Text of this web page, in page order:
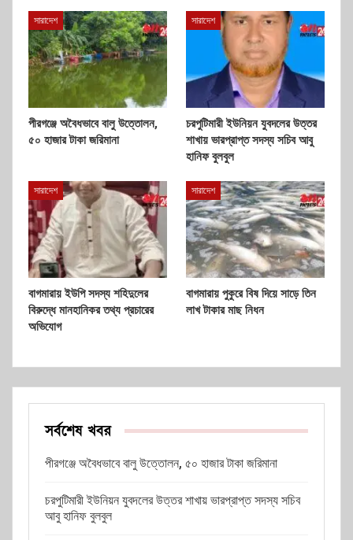
সারাদেশ
পীরগঞ্জে অবৈধভাবে বালু উত্তোলন,
৫০ হাজার টাকা জরিমানা
সারাদেশ
চরপুটিমারী ইউনিয়ন যুবদলের উত্তর
শাখায় ভারপ্রাপ্ত সদস্য সচিব আবু
হানিফ বুলবুল
সারাদেশ
বাগমারায় ইউপি সদস্য শহিদুলের
বিরুদ্ধে মানহানিকর তথ্য প্রচারের
অভিযোগ
সারাদেশ
বাগমারায় পুকুরে বিষ দিয়ে সাড়ে তিন
লাখ টাকার মাছ নিধন
সর্বশেষ খবর
পীরগঞ্জে অবৈধভাবে বালু উত্তোলন, ৫০ হাজার টাকা জরিমানা
চরপুটিমারী ইউনিয়ন যুবদলের উত্তর শাখায় ভারপ্রাপ্ত সদস্য সচিব
আবু হানিফ বুলবুল